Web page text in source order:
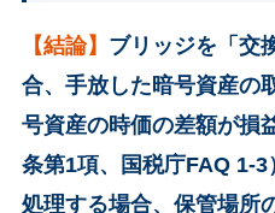
【結論】 ブリッジを「交
合、手放した暗号資産の
号資産の時価の差額が損
条第1項、国税庁FAQ 1-
処理する場合、保管場所